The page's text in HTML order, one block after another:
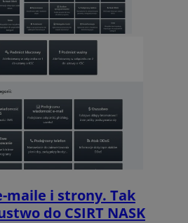
maile i strony. Tak
do CSIRT NASK